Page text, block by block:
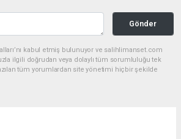
Gönder
kabul etmiş bulunuyor ve salihlimanset.com
ilgili doğrudan veya dolaylı tüm sorumluluğu tek
tüm yorumlardan site yönetimi hiçbir şekilde